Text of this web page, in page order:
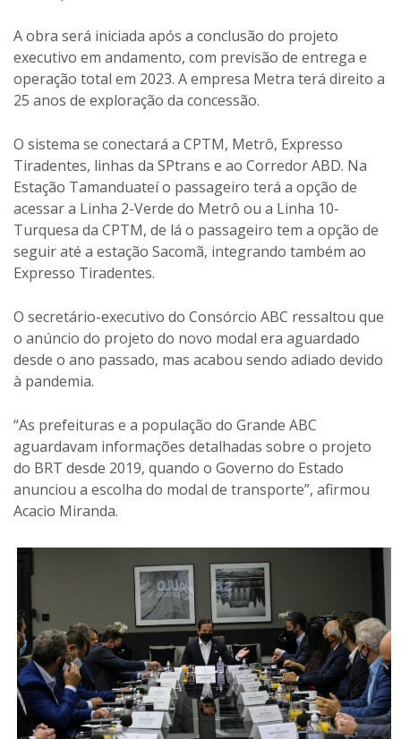
A obra será iniciada após a conclusão do projeto
executivo em andamento, com previsão de entrega e
operação total em 2023. A empresa Metra terá direito a
25 anos de exploração da concessão.
O sistema se conectará a CPTM, Metrô, Expresso
Tiradentes, linhas da SPtrans e ao Corredor ABD. Na
Estação Tamanduateí o passageiro terá a opção de
acessar a Linha 2-Verde do Metrô ou a Linha 10-
Turquesa da CPTM, de lá o passageiro tem a opção de
seguir até a estação Sacomã, integrando também ao
Expresso Tiradentes.
O secretário-executivo do Consórcio ABC ressaltou que
o anúncio do projeto do novo modal era aguardado
desde o ano passado, mas acabou sendo adiado devido
à pandemia.
“As prefeituras e a população do Grande ABC
aguardavam informações detalhadas sobre o projeto
do BRT desde 2019, quando o Governo do Estado
anunciou a escolha do modal de transporte”, afirmou
Acacio Miranda.